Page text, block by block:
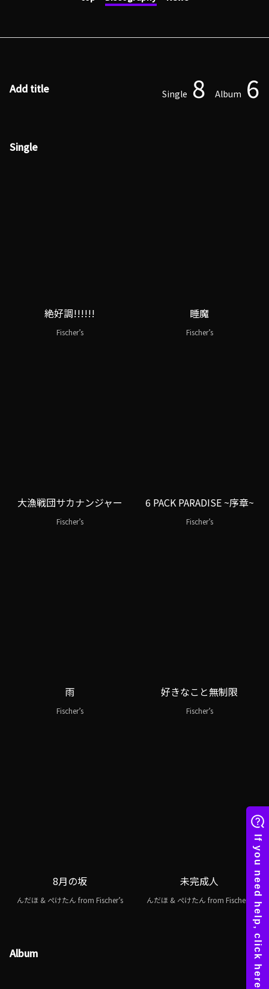
Add title Single 8 Album 6
Single
絶好調!!!!!!
Fischer’s
睡魔
Fischer’s
大漁戦団サカナンジャー
Fischer’s
6 PACK PARADISE ~序章~
Fischer’s
雨
Fischer’s
好きなこと無制限
Fischer’s
8月の坂
んだほ & ぺけたん from Fischer’s
未完成人
んだほ & ぺけたん from Fischer’s
Album